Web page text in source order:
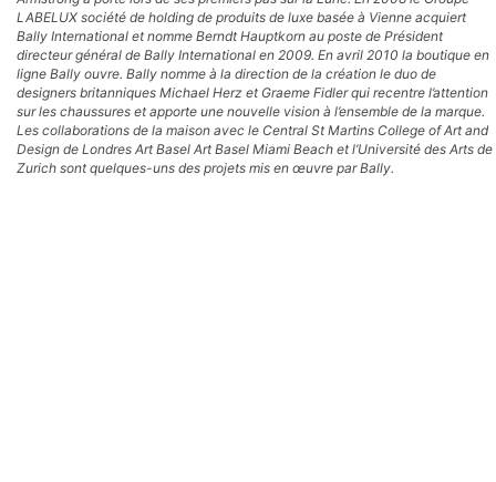
LABELUX société de holding de produits de luxe basée à Vienne acquiert
Bally International et nomme Berndt Hauptkorn au poste de Président
directeur général de Bally International en 2009. En avril 2010 la boutique en
ligne Bally ouvre. Bally nomme à la direction de la création le duo de
designers britanniques Michael Herz et Graeme Fidler qui recentre l’attention
sur les chaussures et apporte une nouvelle vision à l’ensemble de la marque.
Les collaborations de la maison avec le Central St Martins College of Art and
Design de Londres Art Basel Art Basel Miami Beach et l’Université des Arts de
Zurich sont quelques-uns des projets mis en œuvre par Bally.